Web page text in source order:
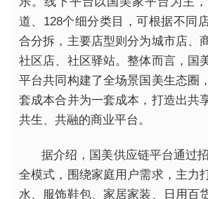
道、128个细分类目，可根据不同
合分拆，主要店型则分为城市店、
社区店、社区驿站。整体而言，国
平台共同构建了全场景国美生态圈
套成本合并为一套成本，打造出共
共生、共融的商业平台。
据介绍，国美供应链平台通过
全模式，围绕家庭用户需求，主力
水、服饰鞋包、家居家装、日用百